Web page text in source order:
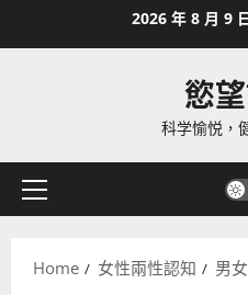
2026 年 8 月 9
慾
科学愉悦，
Primary
Home 女性兩性認知 男